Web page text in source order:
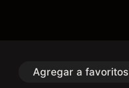
Agregar a favoritos